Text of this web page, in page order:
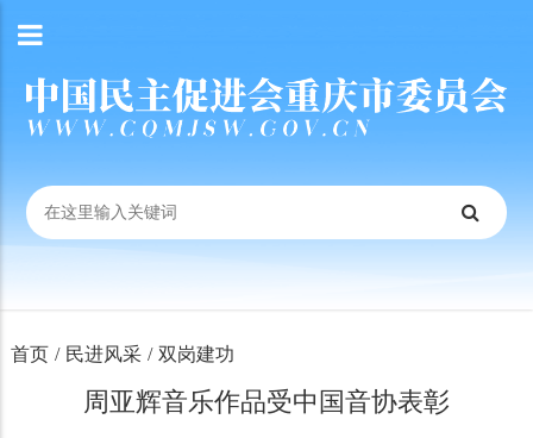
首页 / 民进风采 / 双岗建功
周亚辉音乐作品受中国音协表彰